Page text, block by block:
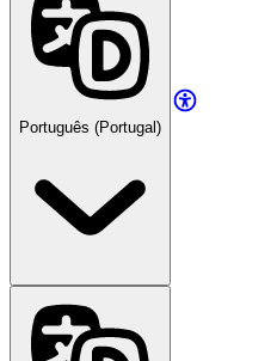
Português (Portugal)